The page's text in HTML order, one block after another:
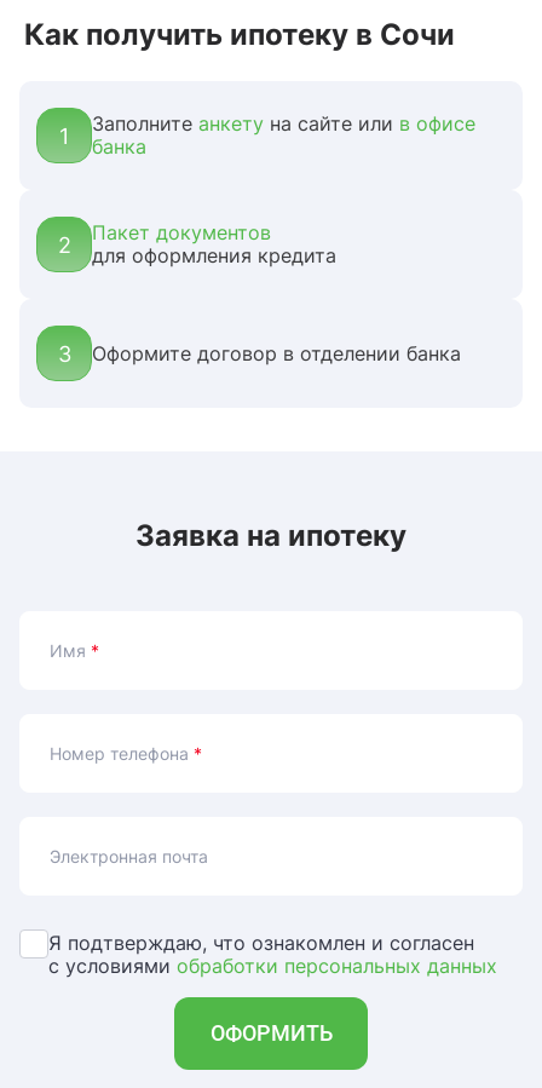
Как получить ипотеку в Сочи
1 Заполните анкету на сайте или в офисе
банка
2
Пакет документов
для оформления кредита
3 Оформите договор в отделении банка
Заявка на ипотеку
Имя *
Номер телефона *
Электронная почта
Я подтверждаю, что ознакомлен и согласен
с условиями обработки персональных данных
ОФОРМИТЬ